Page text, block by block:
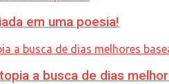
em uma poesia!
a busca de dias